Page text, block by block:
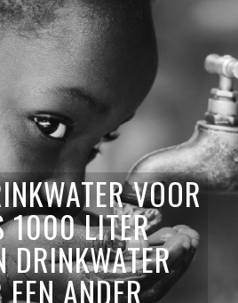
VOOR
1000 LITER
DRINKWATER
ANDER